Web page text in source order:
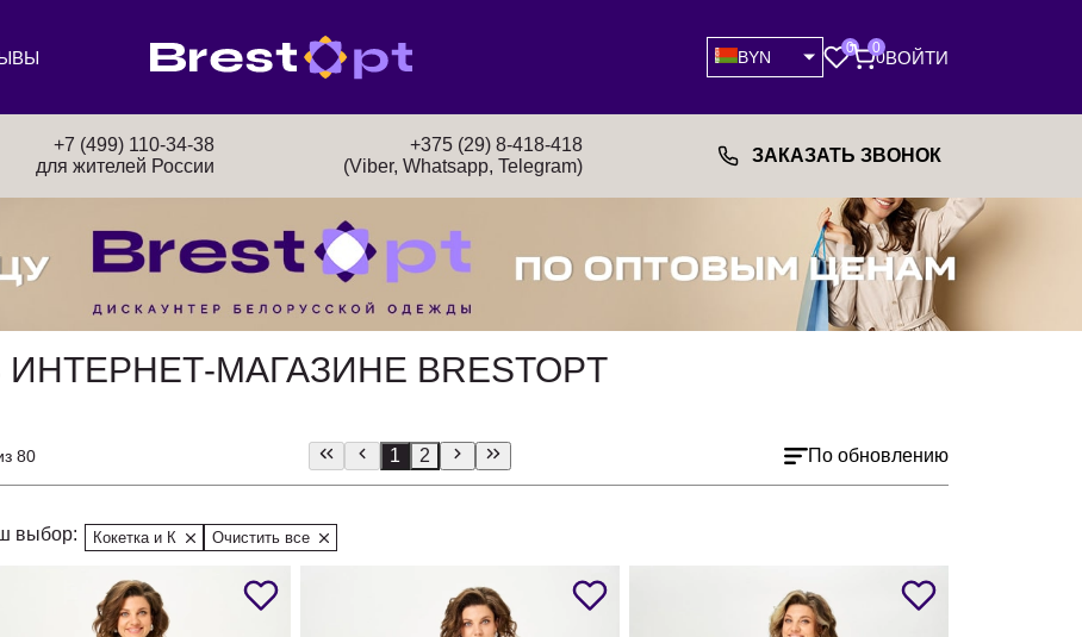
BYN
0 0
0ВОЙТИ
+7 (499) 110-34-38
для жителей России
+375 (29) 8-418-418
(Viber, Whatsapp, Telegram)
ЗАКАЗАТЬ ЗВОНОК
МАГАЗИНЕ BRESTOPT
80 По обновлению
1 2
выбор: Кокетка и К Очистить все